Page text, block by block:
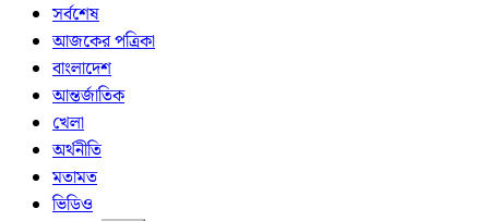
সর্বশেষ
আজকের পত্রিকা
বাংলাদেশ
আন্তর্জাতিক
খেলা
অর্থনীতি
মতামত
ভিডিও